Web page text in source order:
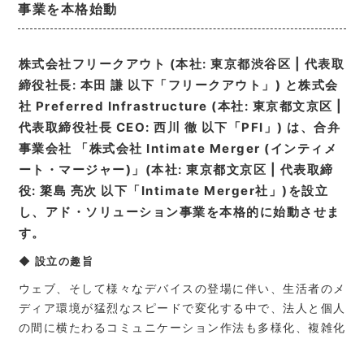
事業を本格始動
株式会社フリークアウト (本社: 東京都渋谷区 | 代表取
締役社長: 本田 謙 以下「フリークアウト」) と株式会
社 Preferred Infrastructure (本社: 東京都文京区 |
代表取締役社長 CEO: 西川 徹 以下「PFI」) は、合弁
事業会社 「株式会社 Intimate Merger (インティメ
ート・マージャー)」(本社: 東京都文京区 | 代表取締
役: 簗島 亮次 以下「Intimate Merger社」)を設立
し、アド・ソリューション事業を本格的に始動させま
す。
◆ 設立の趣旨
ウェブ、そして様々なデバイスの登場に伴い、生活者のメ
ディア環境が猛烈なスピードで変化する中で、法人と個人
の間に横たわるコミュニケーション作法も多様化、複雑化